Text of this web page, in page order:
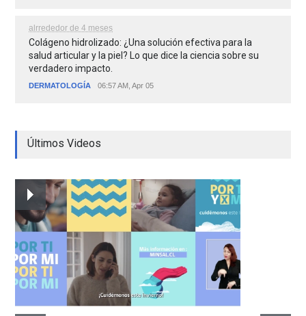
alrrededor de 4 meses
Colágeno hidrolizado: ¿Una solución efectiva para la
salud articular y la piel? Lo que dice la ciencia sobre su
verdadero impacto.
DERMATOLOGÍA 06:57 AM, Apr 05
Últimos Videos